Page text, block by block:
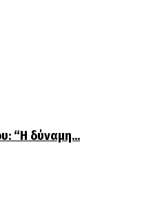
“Η δύναμη…